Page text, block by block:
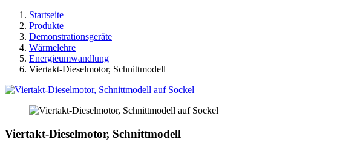
Startseite
Produkte
Demonstrationsgeräte
Wärmelehre
Energieumwandlung
Viertakt-Dieselmotor, Schnittmodell
Viertakt-Dieselmotor, Schnittmodell